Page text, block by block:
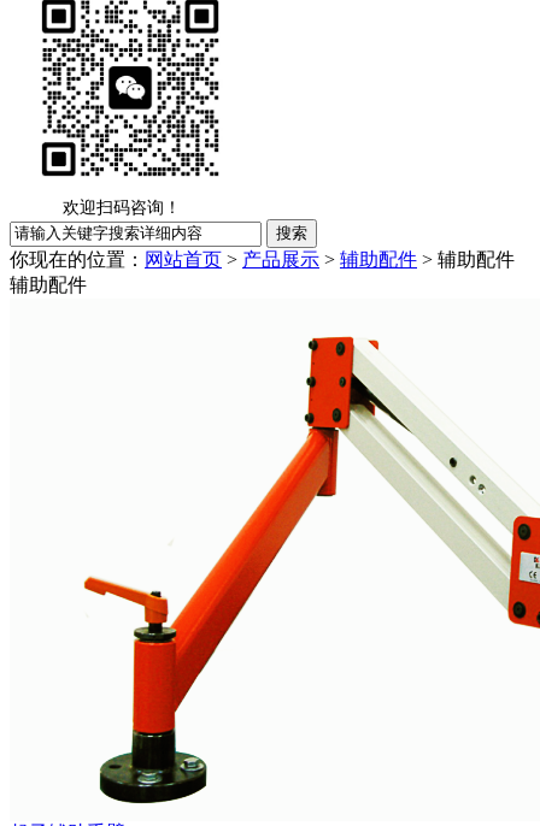
欢迎扫码咨询！
你现在的位置： 网站首页 > 产品展示 > 辅助配件 > 辅助配件
辅助配件